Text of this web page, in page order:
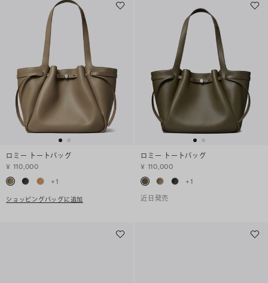
ロミー トートバッグ
¥ 110,000
+1
ショッピングバッグに追加
ロミー トートバッグ
¥ 110,000
+1
近日発売